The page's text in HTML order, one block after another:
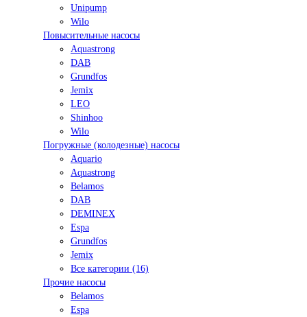
Unipump
Wilo
Повысительные насосы
Aquastrong
DAB
Grundfos
Jemix
LEO
Shinhoo
Wilo
Погружные (колодезные) насосы
Aquario
Aquastrong
Belamos
DAB
DEMINEX
Espa
Grundfos
Jemix
Все категории (16)
Прочие насосы
Belamos
Espa